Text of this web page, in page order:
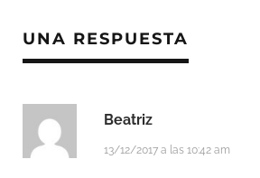
UNA RESPUESTA
Beatriz
13/12/2017 a las 10:42 am